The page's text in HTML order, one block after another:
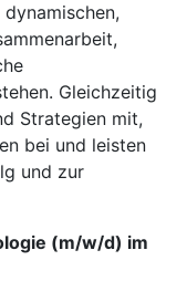
Gleichzeitig
Strategien mit,
bei und leisten
und zur
(m/w/d) im